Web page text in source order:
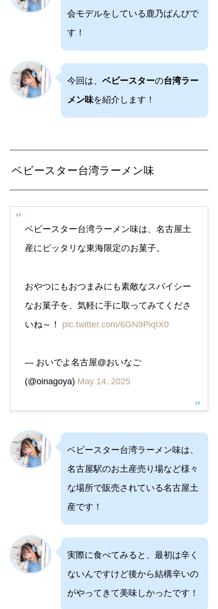
会モデルをしている鹿乃ばんびで
す！
今回は、 ベビースターの台湾ラー
メン味を紹介します！
ベビースター台湾ラーメン味
ベビースター台湾ラーメン味は、名古屋土
産にピッタリな東海限定のお菓子。
おやつにもおつまみにも素敵なスパイシー
なお菓子を、気軽に手に取ってみてくださ
いね～！ pic.twitter.com/6GN9PiqIX0
— おいでよ名古屋@おいなご
(@oinagoya) May 14, 2025
ベビースター台湾ラーメン味は、
名古屋駅のお土産売り場など様々
な場所で販売されている名古屋土
産です！
実際に食べてみると、最初は辛く
ないんですけど後から結構辛いの
がやってきて美味しかったです！